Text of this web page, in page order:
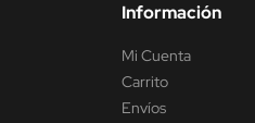
Información
Mi Cuenta
Carrito
Envíos